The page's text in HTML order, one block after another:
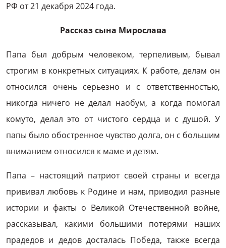
РФ от 21 декабря 2024 года.
Рассказ сына Мирослава
Папа был добрым человеком, терпеливым, бывал
строгим в конкретных ситуациях. К работе, делам он
относился очень серьезно и с ответственностью,
никогда ничего не делал наобум, а когда помогал
комуто, делал это от чистого сердца и с душой. У
папы было обостренное чувство долга, он с большим
вниманием относился к маме и детям.
Папа – настоящий патриот своей страны и всегда
прививал любовь к Родине и нам, приводил разные
истории и факты о Великой Отечественной войне,
рассказывал, какими большими потерями наших
прадедов и дедов досталась Победа, также всегда